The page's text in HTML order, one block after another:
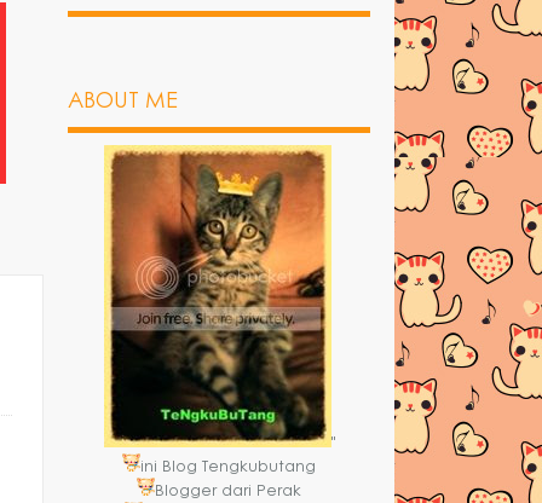
ABOUT ME
"
ini Blog Tengkubutang
Blogger dari Perak